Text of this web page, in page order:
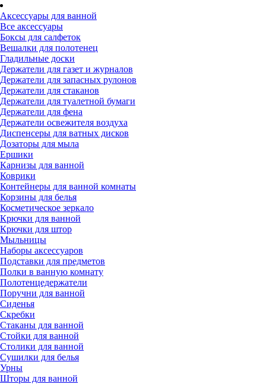
Аксессуары для ванной
Все аксессуары
Боксы для салфеток
Вешалки для полотенец
Гладильные доски
Держатели для газет и журналов
Держатели для запасных рулонов
Держатели для стаканов
Держатели для туалетной бумаги
Держатели для фена
Держатели освежителя воздуха
Диспенсеры для ватных дисков
Дозаторы для мыла
Ершики
Карнизы для ванной
Коврики
Контейнеры для ванной комнаты
Корзины для белья
Косметическое зеркало
Крючки для ванной
Крючки для штор
Мыльницы
Наборы аксессуаров
Подставки для предметов
Полки в ванную комнату
Полотенцедержатели
Поручни для ванной
Сиденья
Скребки
Стаканы для ванной
Стойки для ванной
Столики для ванной
Сушилки для белья
Урны
Шторы для ванной